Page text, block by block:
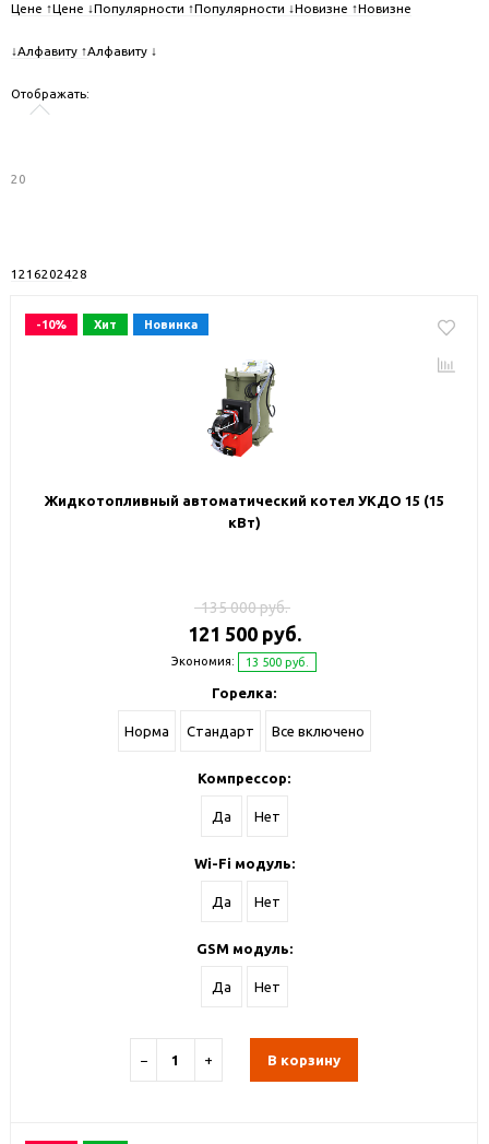
Цене ↑Цене ↓Популярности ↑Популярности ↓Новизне ↑Новизне
↓Алфавиту ↑Алфавиту ↓
Отображать:
20
12 16202428
-10% Хит Новинка
Жидкотопливный автоматический котел УКДО 15 (15
кВт)
135 000 руб.
121 500 руб.
Экономия: 13 500 руб.
Горелка:
Норма Стандарт Все включено
Компрессор:
Да Нет
Wi-Fi модуль:
Да Нет
GSM модуль:
Да Нет
− + В корзину